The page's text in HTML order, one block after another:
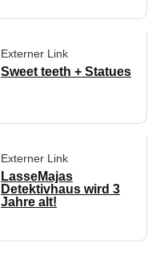
Externer Link
Sweet teeth + Statues
Externer Link
LasseMajas
Detektivhaus wird 3
Jahre alt!